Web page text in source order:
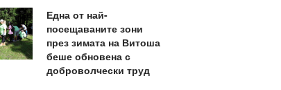
Една от най-
посещаваните зони
през зимата на Витоша
беше обновена с
доброволчески труд